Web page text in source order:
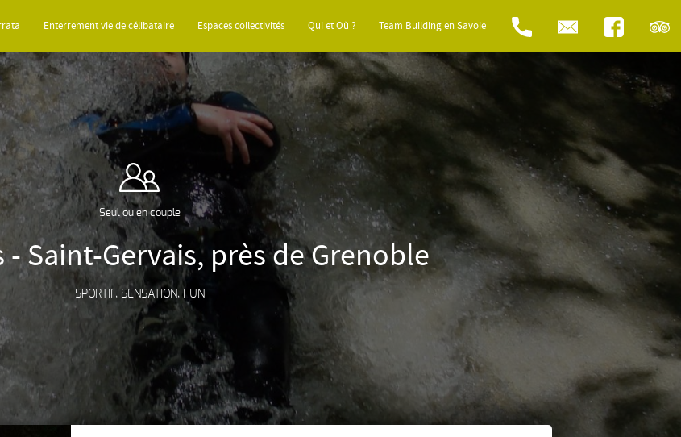
Enterrement vie de célibataire Espaces collectivités Qui et Où ? Team Building en Savoie
Seul ou en couple
- Saint-Gervais, près de Grenoble
SPORTIF, SENSATION, FUN